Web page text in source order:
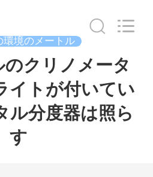
環境のメートル
のクリノメータ
イトが付いてい
ル分度器は照ら
す